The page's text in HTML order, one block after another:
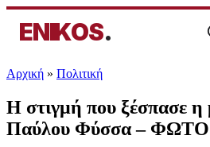
ENIKOS.
Αρχική » Πολιτική
Η στιγμή που ξέσπασε η
Παύλου Φύσσα – ΦΩΤΟ